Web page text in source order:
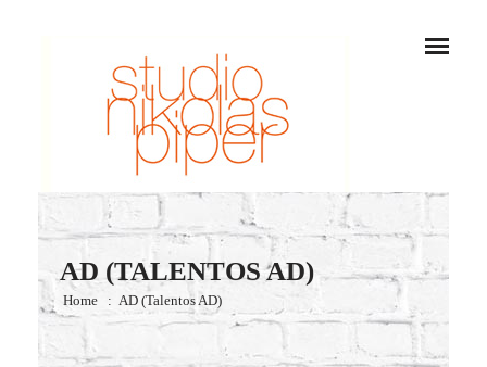
AD (TALENTOS AD)
Home AD (Talentos AD)